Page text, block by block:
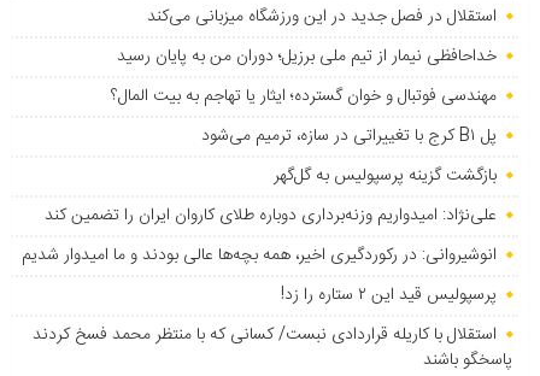
استقلال در فصل جدید در این ورزشگاه میزبانی می‌کند
خداحافظی نیمار از تیم ملی برزیل؛ دوران من به پایان رسید
مهندسی فوتبال و خوان گسترده؛ ایثار یا تهاجم به بیت المال؟
پل B۱ کرج با تغییراتی در سازه، ترمیم می‌شود
بازگشت گزینه پرسپولیس به ‌گل‌گهر
علی‌نژاد: امیدواریم وزنه‌برداری دوباره طلای کاروان ایران را تضمین کند
انوشیروانی: در رکوردگیری اخیر، همه بچه‌ها عالی بودند و ما امیدوار شدیم
پرسپولیس قید این ۲ ستاره را زد!
استقلال با کاریله قراردادی نبست/ کسانی که با منتظر محمد فسخ کردند
پاسخگو باشند